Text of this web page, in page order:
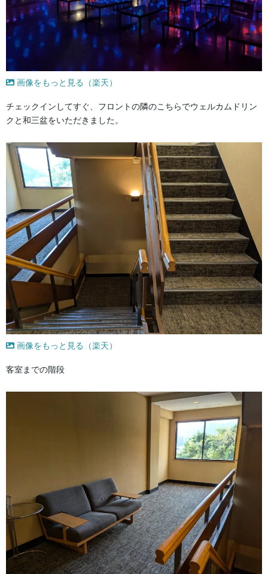
画像をもっと見る（楽天）
チェックインしてすぐ、フロントの隣のこちらでウェルカムドリン
クと和三盆をいただきました。
画像をもっと見る（楽天）
客室までの階段